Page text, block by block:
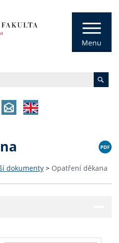
dokumenty > Opatření děkana